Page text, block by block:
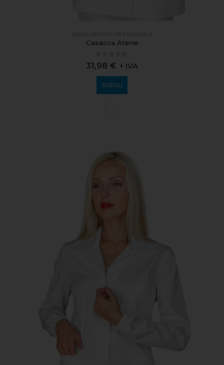
ABBIGLIAMENTO PROFESSIONALE
Casacca Atene
0out of 5
31,98 € + IVA
SCEGLI